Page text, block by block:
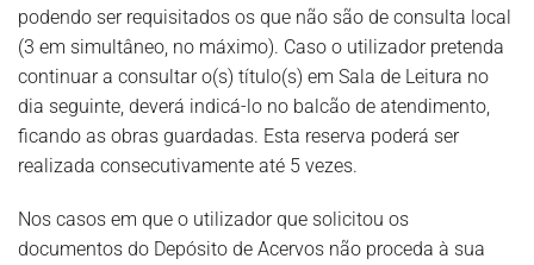
podendo ser requisitados os que não são de consulta local
(3 em simultâneo, no máximo). Caso o utilizador pretenda
continuar a consultar o(s) título(s) em Sala de Leitura no
dia seguinte, deverá indicá-lo no balcão de atendimento,
ficando as obras guardadas. Esta reserva poderá ser
realizada consecutivamente até 5 vezes.
Nos casos em que o utilizador que solicitou os
documentos do Depósito de Acervos não proceda à sua